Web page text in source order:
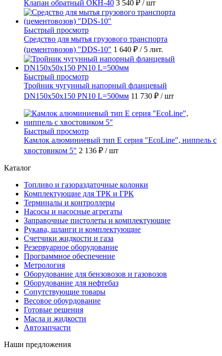
Клапан обратный ОКН-40 3 540 ₽ / шт
Быстрый просмотр
Средство для мытья грузового транспорта
(цементовозов) "DDS-10" 1 640 ₽ / 5 лит.
Быстрый просмотр
Тройник чугунный напорный фланцевый
DN150х50х150 PN10 L=500мм 11 730 ₽ / шт
Быстрый просмотр
Камлок алюминиевый тип E серия "EcoLine", ниппель с
хвостовиком 5" 2 136 ₽ / шт
Каталог
Топливо и газораздаточные колонки
Комплектующие для ТРК и ГРК
Терминалы и контроллеры
Насосы и насосные агрегаты
Заправочные пистолеты и комплектующие
Рукава, шланги и комплектующие
Счетчики жидкости и газа
Резервуарное оборудование
Программное обеспечение
Метрология
Оборудование для бензовозов и газовозов
Оборудование для нефтебаз
Сопутствующие товары
Весовое обоурдование
Готовые решения
Масла и жидкости
Автозапчасти
Наши предложения